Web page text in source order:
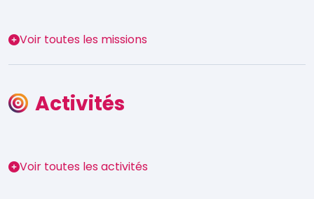
Voir toutes les missions
Activités
Voir toutes les activités